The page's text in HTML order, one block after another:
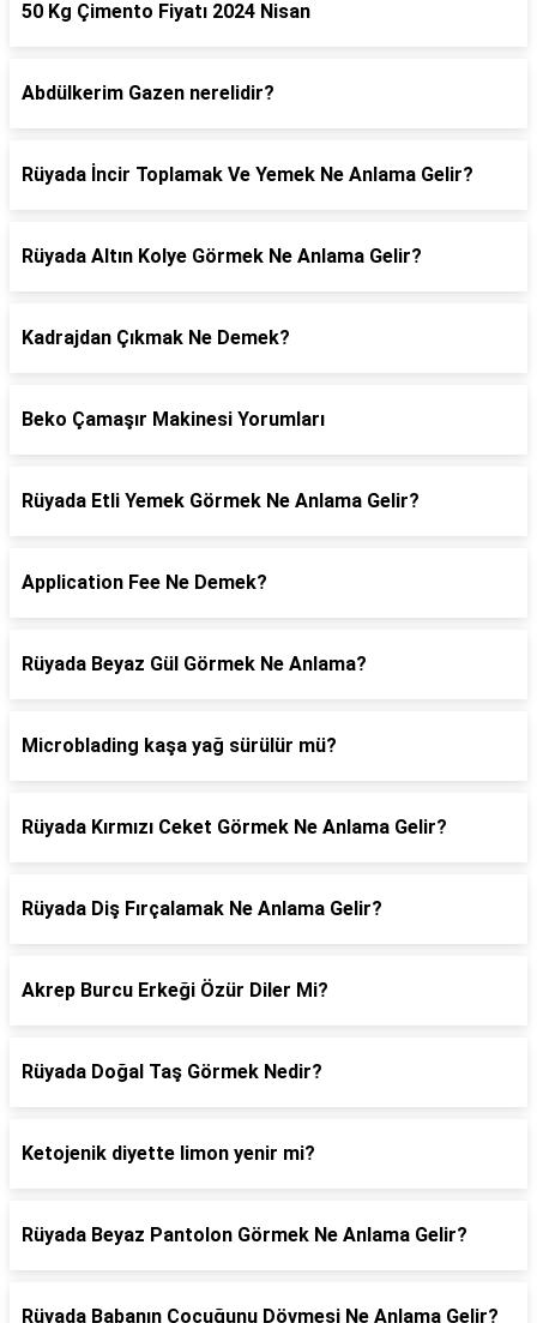
50 Kg Çimento Fiyatı 2024 Nisan
Abdülkerim Gazen nerelidir?
Rüyada İncir Toplamak Ve Yemek Ne Anlama Gelir?
Rüyada Altın Kolye Görmek Ne Anlama Gelir?
Kadrajdan Çıkmak Ne Demek?
Beko Çamaşır Makinesi Yorumları
Rüyada Etli Yemek Görmek Ne Anlama Gelir?
Application Fee Ne Demek?
Rüyada Beyaz Gül Görmek Ne Anlama?
Microblading kaşa yağ sürülür mü?
Rüyada Kırmızı Ceket Görmek Ne Anlama Gelir?
Rüyada Diş Fırçalamak Ne Anlama Gelir?
Akrep Burcu Erkeği Özür Diler Mi?
Rüyada Doğal Taş Görmek Nedir?
Ketojenik diyette limon yenir mi?
Rüyada Beyaz Pantolon Görmek Ne Anlama Gelir?
Rüyada Babanın Çocuğunu Dövmesi Ne Anlama Gelir?